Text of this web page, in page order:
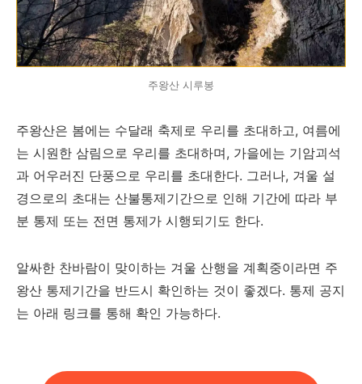
주왕산 시루봉
주왕산은 봄에는 수달래 축제로 우리를 초대하고, 여름에
는 시원한 삼림으로 우리를 초대하며, 가을에는 기암괴석
과 어우러진 단풍으로 우리를 초대한다. 그러나, 겨울 설
경으로의 초대는 산불통제기간으로 인해 기간에 따라 부
분 통제 또는 전면 통제가 시행되기도 한다.
알싸한 찬바람이 맞이하는 겨울 산행을 계획중이라면 주
왕산 통제기간을 반드시 확인하는 것이 좋겠다. 통제 공지
는 아래 링크를 통해 확인 가능하다.